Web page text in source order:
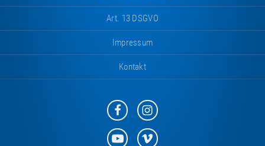
Art. 13 DSGVO
Impressum
Kontakt
Eurotramp
auf
Facebook
Eurotramp
auf
Instagram
EurotrampEurotramp